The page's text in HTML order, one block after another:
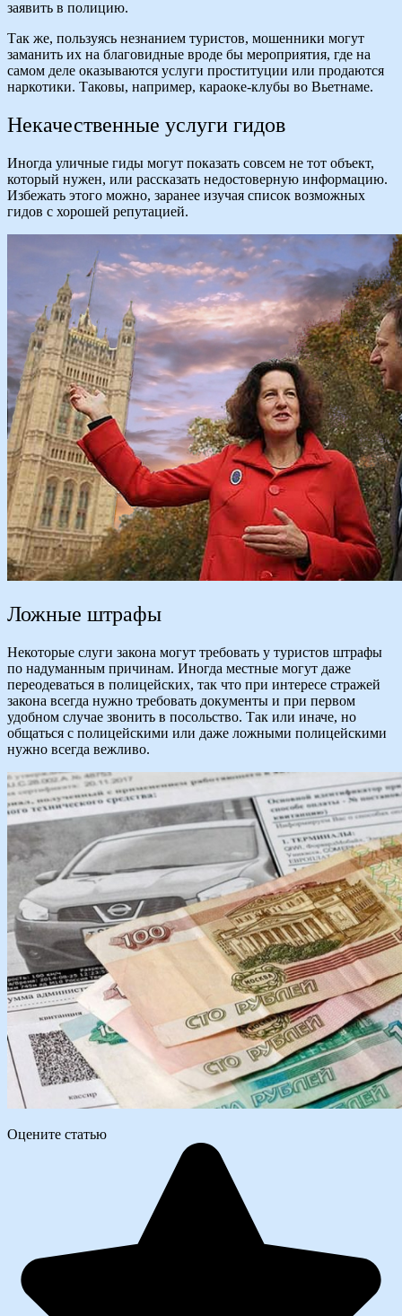
заявить в полицию.
Так же, пользуясь незнанием туристов, мошенники могут
заманить их на благовидные вроде бы мероприятия, где на
самом деле оказываются услуги проституции или продаются
наркотики. Таковы, например, караоке-клубы во Вьетнаме.
Некачественные услуги гидов
Иногда уличные гиды могут показать совсем не тот объект,
который нужен, или рассказать недостоверную информацию.
Избежать этого можно, заранее изучая список возможных
гидов с хорошей репутацией.
Ложные штрафы
Некоторые слуги закона могут требовать у туристов штрафы
по надуманным причинам. Иногда местные могут даже
переодеваться в полицейских, так что при интересе стражей
закона всегда нужно требовать документы и при первом
удобном случае звонить в посольство. Так или иначе, но
общаться с полицейскими или даже ложными полицейскими
нужно всегда вежливо.
Оцените статью